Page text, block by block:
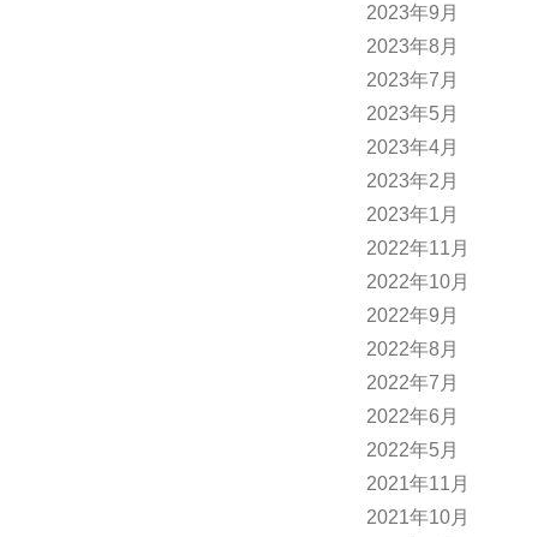
2023年9月
2023年8月
2023年7月
2023年5月
2023年4月
2023年2月
2023年1月
2022年11月
2022年10月
2022年9月
2022年8月
2022年7月
2022年6月
2022年5月
2021年11月
2021年10月